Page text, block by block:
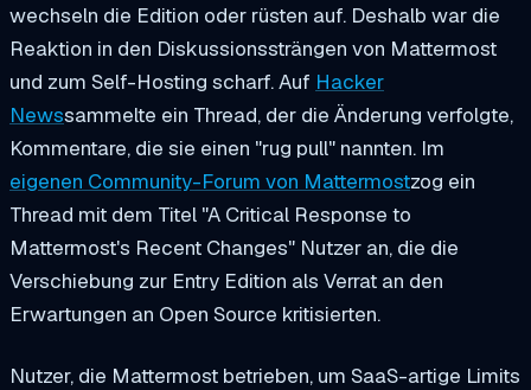
wechseln die Edition oder rüsten auf. Deshalb war die
Reaktion in den Diskussionssträngen von Mattermost
und zum Self-Hosting scharf. Auf Hacker
Newssammelte ein Thread, der die Änderung verfolgte,
Kommentare, die sie einen "rug pull" nannten. Im
eigenen Community-Forum von Mattermostzog ein
Thread mit dem Titel "A Critical Response to
Mattermost's Recent Changes" Nutzer an, die die
Verschiebung zur Entry Edition als Verrat an den
Erwartungen an Open Source kritisierten.
Nutzer, die Mattermost betrieben, um SaaS-artige Limits